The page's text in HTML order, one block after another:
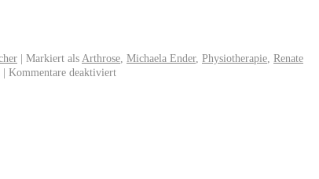
Markiert als Arthrose, Michaela Ender, Physiotherapie, Renate
Kommentare deaktiviert